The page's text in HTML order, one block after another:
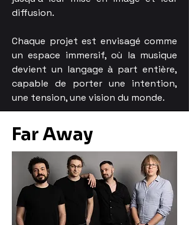
diffusion.
Chaque projet est envisagé comme
un espace immersif, où la musique
devient un langage à part entière,
capable de porter une intention,
une tension, une vision du monde.
Far Away